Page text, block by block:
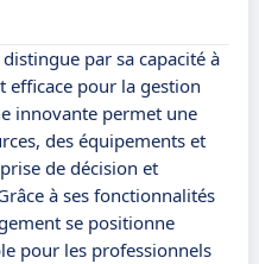
par sa capacité à
pour la gestion
innovante permet une
des équipements et
de décision et
à ses fonctionnalités
se positionne
pour les professionnels